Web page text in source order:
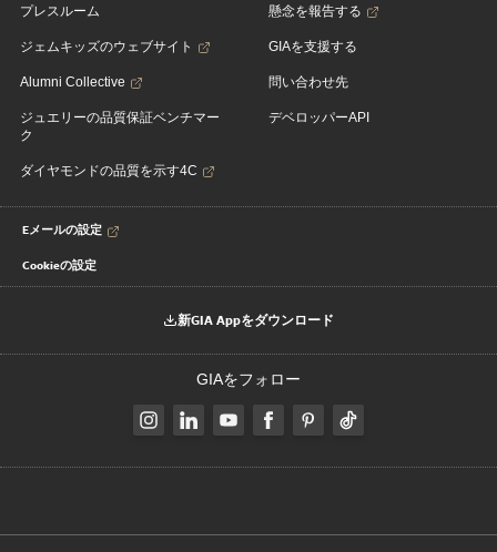
プレスルーム
ジェムキッズのウェブサイト
Alumni Collective
ジュエリーの品質保証ベンチマー
ク
ダイヤモンドの品質を示す4C
懸念を報告する
GIAを支援する
問い合わせ先
デベロッパーAPI
Eメールの設定
Cookieの設定
新GIA Appをダウンロード
GIAをフォロー